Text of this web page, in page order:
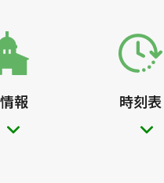
報 時刻表